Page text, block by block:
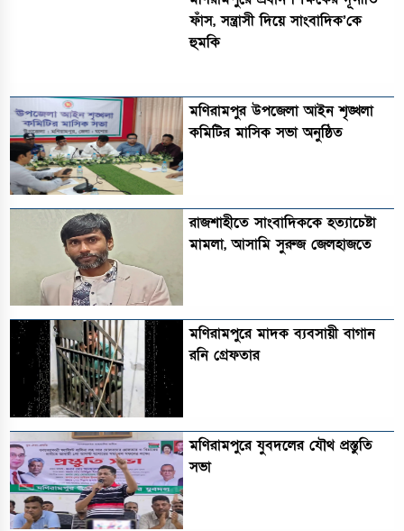
ফাঁস, সন্ত্রাসী দিয়ে সাংবাদিক’কে
হুমকি
মণিরামপুর উপজেলা আইন শৃঙ্খলা
কমিটির মাসিক সভা অনুষ্ঠিত‎‎
রাজশাহীতে সাংবাদিককে হত্যাচেষ্টা
মামলা, আসামি সুরুজ জেলহাজতে
মণিরামপুরে মাদক ব্যবসায়ী বাগান
রনি গ্রেফতার
মণিরামপুরে যুবদলের যৌথ প্রস্তুতি
সভা